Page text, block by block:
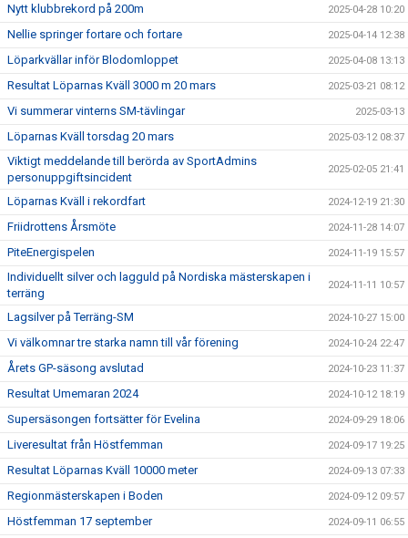
Nytt klubbrekord på 200m 2025-04-28 10:20
Nellie springer fortare och fortare 2025-04-14 12:38
Löparkvällar inför Blodomloppet 2025-04-08 13:13
Resultat Löparnas Kväll 3000 m 20 mars 2025-03-21 08:12
Vi summerar vinterns SM-tävlingar 2025-03-13
Löparnas Kväll torsdag 20 mars 2025-03-12 08:37
Viktigt meddelande till berörda av SportAdmins
personuppgiftsincident
2025-02-05 21:41
Löparnas Kväll i rekordfart 2024-12-19 21:30
Friidrottens Årsmöte 2024-11-28 14:07
PiteEnergispelen 2024-11-19 15:57
Individuellt silver och lagguld på Nordiska mästerskapen i
terräng
2024-11-11 10:57
Lagsilver på Terräng-SM 2024-10-27 15:00
Vi välkomnar tre starka namn till vår förening 2024-10-24 22:47
Årets GP-säsong avslutad 2024-10-23 11:37
Resultat Umemaran 2024 2024-10-12 18:19
Supersäsongen fortsätter för Evelina 2024-09-29 18:06
Liveresultat från Höstfemman 2024-09-17 19:25
Resultat Löparnas Kväll 10000 meter 2024-09-13 07:33
Regionmästerskapen i Boden 2024-09-12 09:57
Höstfemman 17 september 2024-09-11 06:55